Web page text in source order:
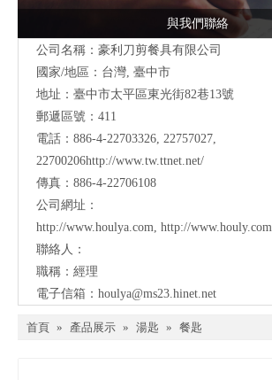
與我們聯絡
公司名稱：豪利刀剪餐具有限公司
國家/地區：台灣, 臺中市
地址： 臺中市太平區東光街82巷13號
郵遞區號：411
電話：886-4-22703326, 22757027,
22700206http://www.tw.ttnet.net/
傳真：886-4-22706108
公司網址：
http://www.houlya.com http://www.houly.com
聯絡人：
職稱：經理
電子信箱： houlya@ms23.hinet.net
首頁 » 產品展示 » 湯匙 » 餐匙